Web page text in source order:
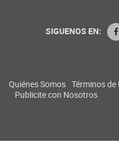
SIGUENOS EN:
Quiénes Somos Términos de
Publicite con Nosotros